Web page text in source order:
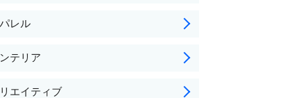
レル
テリア
エイティブ